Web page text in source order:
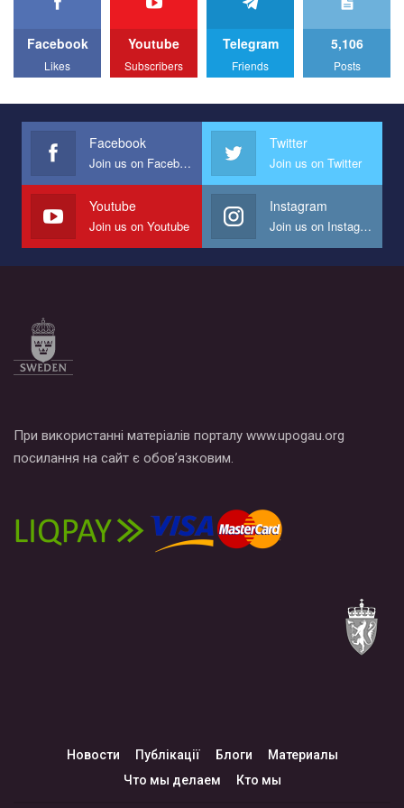
Facebook
Likes
Youtube
Subscribers
Telegram
Friends
5,106
Posts
Facebook
Join us on Facebook
Twitter
Join us on Twitter
Youtube
Join us on Youtube
Instagram
Join us on Instagram
При використанні матеріалів порталу www.upogau.org
посилання на сайт є обов’язковим.
Новости Публікації Блоги
Материалы
Что мы делаем
Кто мы